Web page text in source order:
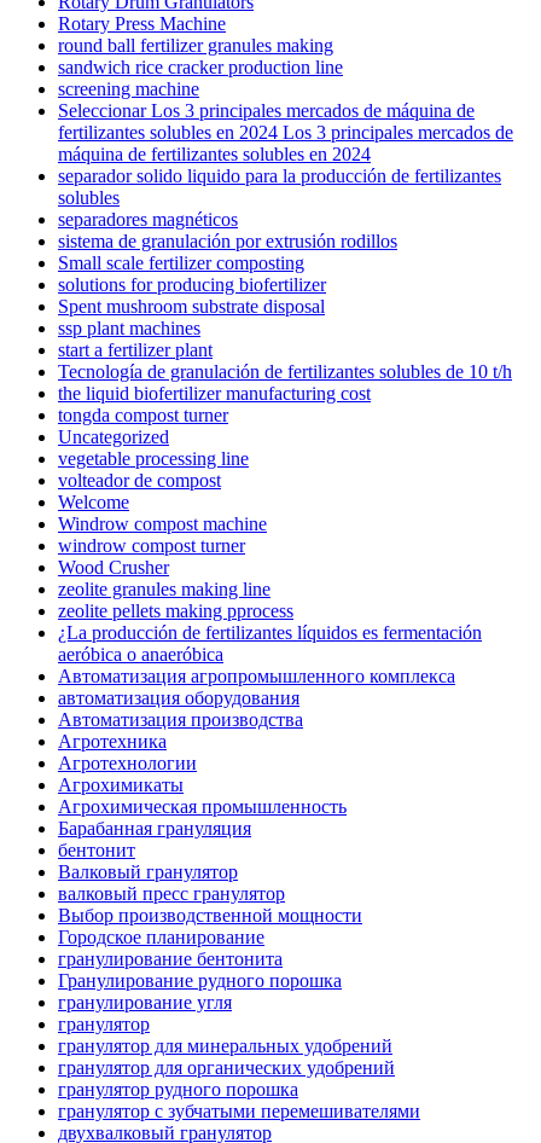
Rotary Press Machine
round ball fertilizer granules making
sandwich rice cracker production line
screening machine
Seleccionar Los 3 principales mercados de máquina de
fertilizantes solubles en 2024 Los 3 principales mercados de
máquina de fertilizantes solubles en 2024
separador solido liquido para la producción de fertilizantes
solubles
separadores magnéticos
sistema de granulación por extrusión rodillos
Small scale fertilizer composting
solutions for producing biofertilizer
Spent mushroom substrate disposal
ssp plant machines
start a fertilizer plant
Tecnología de granulación de fertilizantes solubles de 10 t/h
the liquid biofertilizer manufacturing cost
tongda compost turner
Uncategorized
vegetable processing line
volteador de compost
Welcome
Windrow compost machine
windrow compost turner
Wood Crusher
zeolite granules making line
zeolite pellets making pprocess
¿La producción de fertilizantes líquidos es fermentación
aeróbica o anaeróbica
Автоматизация агропромышленного комплекса
автоматизация оборудования
Автоматизация производства
Агротехника
Агротехнологии
Агрохимикаты
Агрохимическая промышленность
Барабанная грануляция
бентонит
Валковый гранулятор
валковый пресс гранулятор
Выбор производственной мощности
Городское планирование
гранулирование бентонита
Гранулирование рудного порошка
гранулирование угля
гранулятор
гранулятор для минеральных удобрений
гранулятор для органических удобрений
гранулятор рудного порошка
гранулятор с зубчатыми перемешивателями
двухвалковый гранулятор